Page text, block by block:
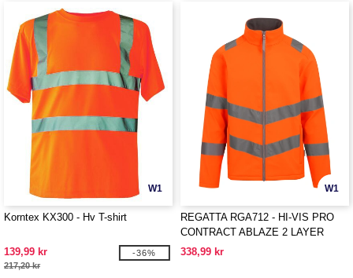
W1
Korntex KX300 - Hv T-shirt
139,99 kr
217,20 kr
-36%
W1
REGATTA RGA712 - HI-VIS PRO
CONTRACT ABLAZE 2 LAYER
SOFTSHELL JACKET (CLASS 3)
338,99 kr